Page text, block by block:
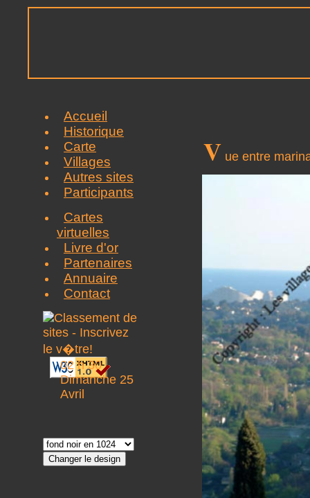
Accueil
Historique
Carte
Villages
Autres sites
Participants
Cartes
virtuelles
Livre d'or
Partenaires
Annuaire
Contact
02 h 30
Dimanche 25
Avril
V ue entre